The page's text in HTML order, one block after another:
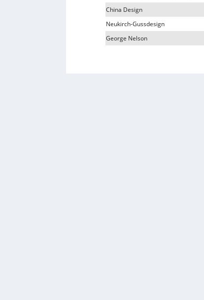
China Design
Neukirch-Gussdesign
George Nelson